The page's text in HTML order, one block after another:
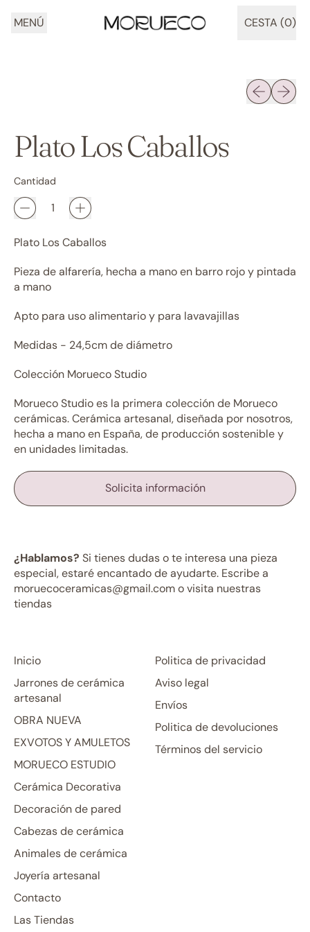
MENÚ CESTA (0)
ARTÍCULOS
Diapositiva
Plato Los Caballos
Cantidad
Plato Los Caballos
Pieza de alfarería, hecha a mano en barro rojo y pintada
a mano
Apto para uso alimentario y para lavavajillas
Medidas - 24,5cm de diámetro
Colección Morueco Studio
Morueco Studio es la primera colección de Morueco
cerámicas. Cerámica artesanal, diseñada por nosotros,
hecha a mano en España, de producción sostenible y
en unidades limitadas.
Solicita información
¿Hablamos? Si tienes dudas o te interesa una pieza
especial, estaré encantado de ayudarte. Escribe a
moruecoceramicas@gmail.com o visita nuestras
tiendas
Inicio
Jarrones de cerámica
artesanal
OBRA NUEVA
EXVOTOS Y AMULETOS
MORUECO ESTUDIO
Cerámica Decorativa
Decoración de pared
Cabezas de cerámica
Animales de cerámica
Joyería artesanal
Contacto
Las Tiendas
Politica de privacidad
Aviso legal
Envíos
Politica de devoluciones
Términos del servicio